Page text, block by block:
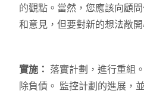
的觀點。當然，您應該向顧
和意見，但要對新的想法敞開
實施： 落實計劃，進行重組
除負債。 監控計劃的進展，